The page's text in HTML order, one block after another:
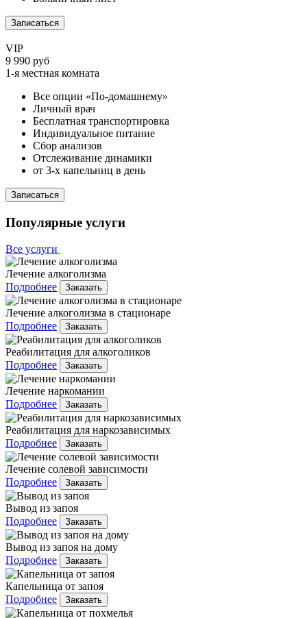
Записаться
VIP
9 990 руб
1-я местная комната
Все опции «По-домашнему»
Личный врач
Бесплатная транспортировка
Индивидуальное питание
Сбор анализов
Отслеживание динамики
от 3-х капельниц в день
Записаться
Популярные услуги
Все услуги
Лечение алкоголизма
Подробнее
Заказать
Лечение алкоголизма в стационаре
Подробнее
Заказать
Реабилитация для алкоголиков
Подробнее
Заказать
Лечение наркомании
Подробнее
Заказать
Реабилитация для наркозависимых
Подробнее
Заказать
Лечение солевой зависимости
Подробнее
Заказать
Вывод из запоя
Подробнее
Заказать
Вывод из запоя на дому
Подробнее
Заказать
Капельница от запоя
Подробнее
Заказать